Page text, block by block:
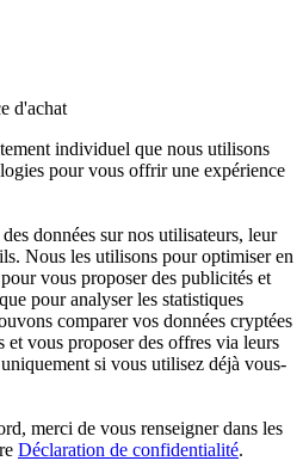
d'achat
individuel que nous utilisons
pour vous offrir une expérience
données sur nos utilisateurs, leur
Nous les utilisons pour optimiser en
vous proposer des publicités et
pour analyser les statistiques
comparer vos données cryptées
et vous proposer des offres via leurs
si vous utilisez déjà vous-
merci de vous renseigner dans les
Déclaration de confidentialité.